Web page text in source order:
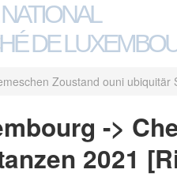
DE
Zoustand ouni
->
2021